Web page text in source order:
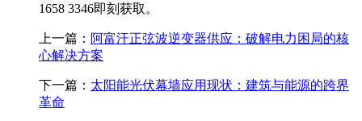
1658 3346即刻获取。
上一篇： 阿富汗正弦波逆变器供应：破解电力困局的核
心解决方案
下一篇： 太阳能光伏幕墙应用现状：建筑与能源的跨界
革命